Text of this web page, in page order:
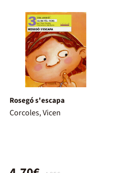
Rosegó s'escapa
Corcoles, Vicen